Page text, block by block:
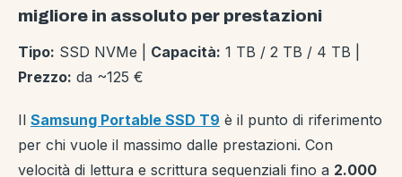
migliore in assoluto per prestazioni
Tipo: SSD NVMe | Capacità: 1 TB / 2 TB / 4 TB |
Prezzo: da ~125 €
Il Samsung Portable SSD T9 è il punto di riferimento
per chi vuole il massimo dalle prestazioni. Con
velocità di lettura e scrittura sequenziali fino a 2.000